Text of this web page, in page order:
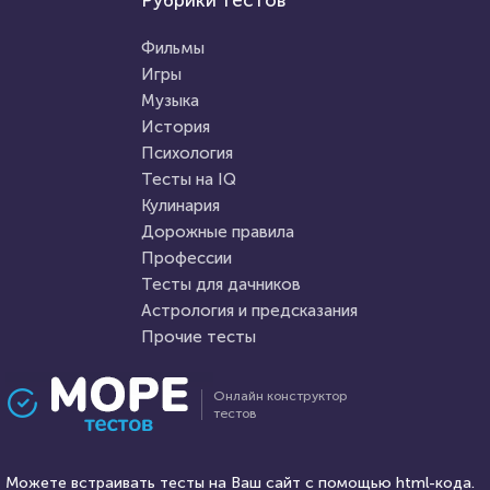
готовят в разных странах?
Пройти тест
31 марта 2021 224012
Тесты на IQ
способности
(Агропромышленный
13 октября 2021
Проходили 1873 раза
Тест: Кто ты из "Рика и
Онлайн конструктор
тестов
Можете встраивать тесты на Ваш сайт с помощью html-кода.
Фильмы
Игры
Музыка
История
Психология
Тесты на IQ
Кулинария
Дорожные правила
Профессии
Тесты для дачников
Астрология и предсказания
Прочие тесты